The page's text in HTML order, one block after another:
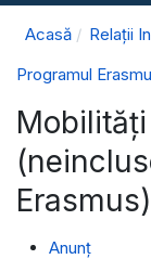
Acasă Relații
Programul
Erasmus)
Anunț